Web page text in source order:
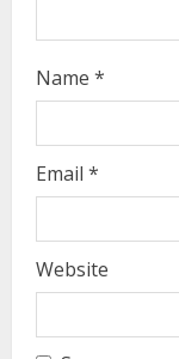
g
Name *
Email *
Website